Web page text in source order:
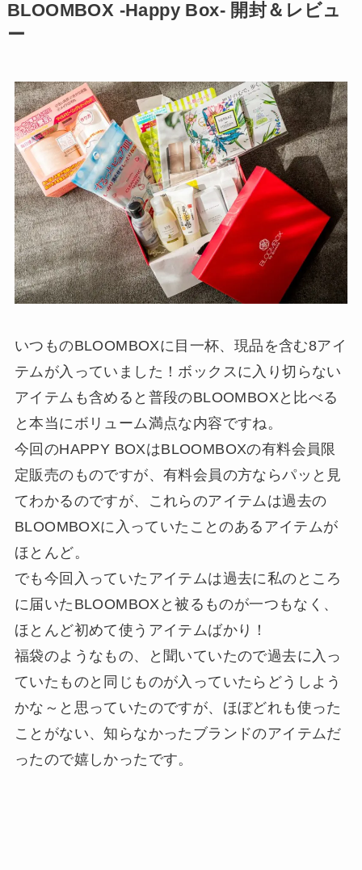
BLOOMBOX -Happy Box- 開封＆レビュ
ー
いつものBLOOMBOXに目一杯、現品を含む8アイ
テムが入っていました！ボックスに入り切らない
アイテムも含めると普段のBLOOMBOXと比べる
と本当にボリューム満点な内容ですね。
今回のHAPPY BOXはBLOOMBOXの有料会員限
定販売のものですが、有料会員の方ならパッと見
てわかるのですが、これらのアイテムは過去の
BLOOMBOXに入っていたことのあるアイテムが
ほとんど。
でも今回入っていたアイテムは過去に私のところ
に届いたBLOOMBOXと被るものが一つもなく、
ほとんど初めて使うアイテムばかり！
福袋のようなもの、と聞いていたので過去に入っ
ていたものと同じものが入っていたらどうしよう
かな～と思っていたのですが、ほぼどれも使った
ことがない、知らなかったブランドのアイテムだ
ったので嬉しかったです。